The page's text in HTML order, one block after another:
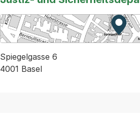
Zur
Spiegelgasse 6
4001 Basel